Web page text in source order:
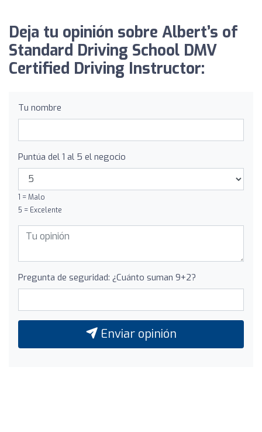
Deja tu opinión sobre Albert’s of
Standard Driving School DMV
Certified Driving Instructor:
Tu nombre
Puntúa del 1 al 5 el negocio
1 = Malo
5 = Excelente
Pregunta de seguridad: ¿Cuánto suman 9+2?
Enviar opinión